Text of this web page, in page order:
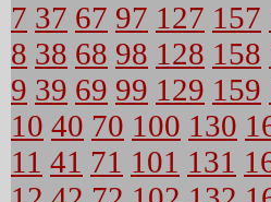
7 37 67 97 127 157
8 38 68 98 128 158
9 39 69 99 129 159
10 40 70 100 130
11 41 71 101 131